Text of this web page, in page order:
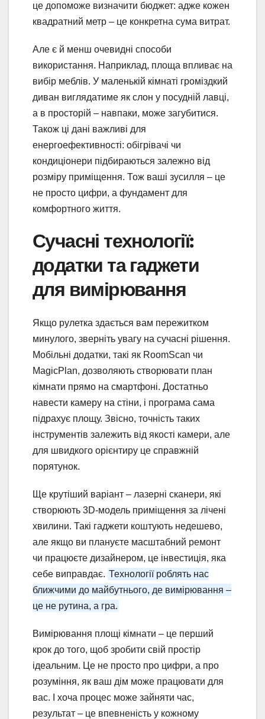
це допоможе визначити бюджет: адже кожен
квадратний метр – це конкретна сума витрат.
Але є й менш очевидні способи
використання. Наприклад, площа впливає на
вибір меблів. У маленькій кімнаті громіздкий
диван виглядатиме як слон у посудній лавці,
а в просторій – навпаки, може загубитися.
Також ці дані важливі для
енергоефективності: обігрівачі чи
кондиціонери підбираються залежно від
розміру приміщення. Тож ваші зусилля – це
не просто цифри, а фундамент для
комфортного життя.
Сучасні технології:
додатки та гаджети
для вимірювання
Якщо рулетка здається вам пережитком
минулого, зверніть увагу на сучасні рішення.
Мобільні додатки, такі як RoomScan чи
MagicPlan, дозволяють створювати план
кімнати прямо на смартфоні. Достатньо
навести камеру на стіни, і програма сама
підрахує площу. Звісно, точність таких
інструментів залежить від якості камери, але
для швидкого орієнтиру це справжній
порятунок.
Ще крутіший варіант – лазерні сканери, які
створюють 3D-модель приміщення за лічені
хвилини. Такі гаджети коштують недешево,
але якщо ви плануєте масштабний ремонт
чи працюєте дизайнером, це інвестиція, яка
себе виправдає. Технології роблять нас
ближчими до майбутнього, де вимірювання –
це не рутина, а гра.
Вимірювання площі кімнати – це перший
крок до того, щоб зробити свій простір
ідеальним. Це не просто про цифри, а про
розуміння, як ваш дім може працювати для
вас. І хоча процес може зайняти час,
результат – це впевненість у кожному